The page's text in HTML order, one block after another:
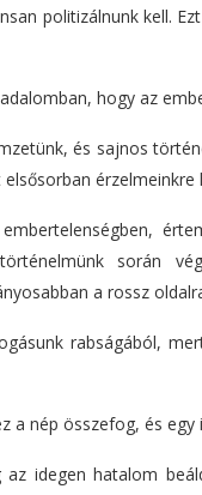
politizálnunk kell.
hogy az
és sajnos
során
a rossz
rabságából,
a nép összefog, és
idegen hatalom